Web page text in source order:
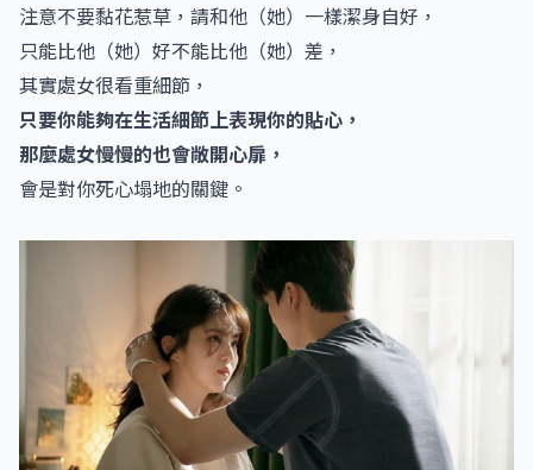
注意不要黏花惹草，請和他（她）一樣潔身自好，
只能比他（她）好不能比他（她）差，
其實處女很看重細節，
只要你能夠在生活細節上表現你的貼心，
那麼處女慢慢的也會敞開心扉，
會是對你死心塌地的關鍵。